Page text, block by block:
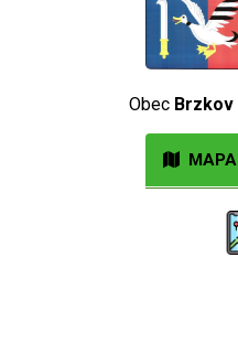
Obec Brzkov
MAPA